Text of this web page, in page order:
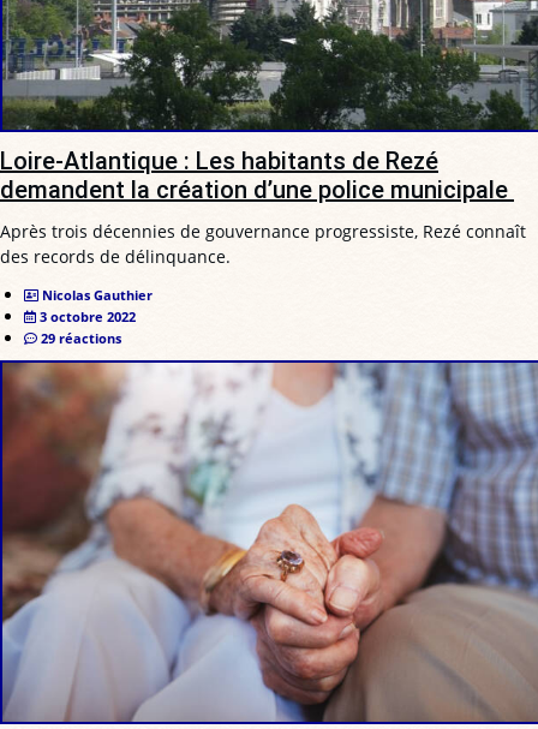
Loire-Atlantique : Les habitants de Rezé
demandent la création d’une police municipale
Après trois décennies de gouvernance progressiste, Rezé connaît
des records de délinquance.
Nicolas Gauthier
3 octobre 2022
29 réactions